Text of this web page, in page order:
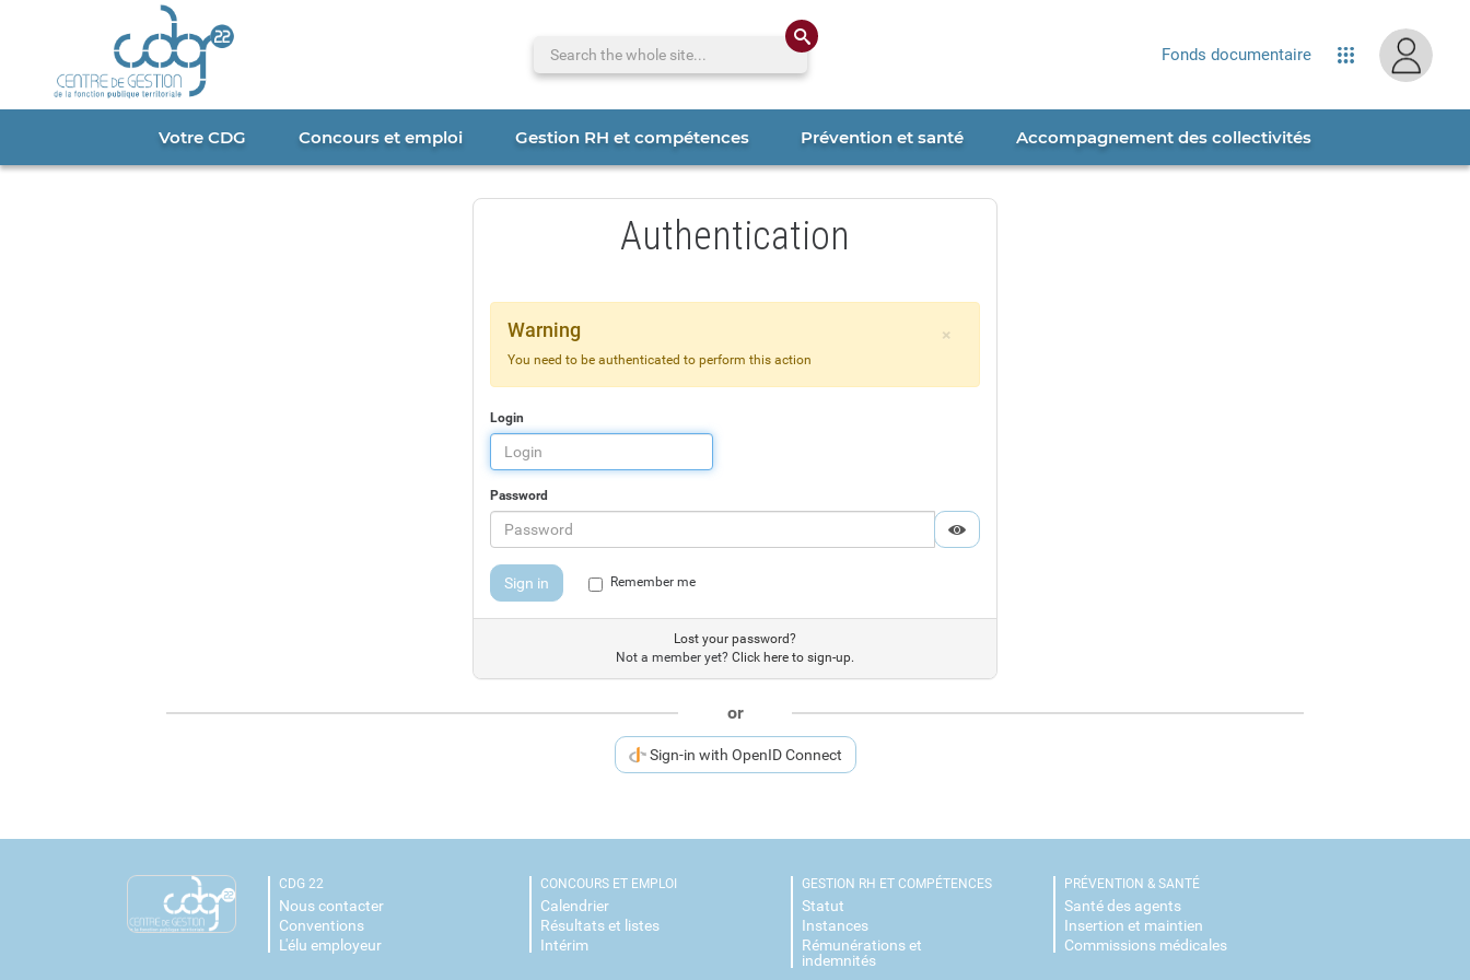
Search the whole site... Fonds documentaire Applications
Votre CDG Concours et emploi Gestion RH et compétences Prévention et santé Accompagnement des collectivités
Authentication
×
Warning
You need to be authenticated to perform this action
Login
Password
Display password
Hide password
Sign in Remember me
Lost your password?
Not a member yet? Click here to sign-up.
or
Sign-in with OpenID Connect
CDG 22
Nous contacter
Conventions
L'élu employeur
CONCOURS ET EMPLOI
Calendrier
Résultats et listes
Intérim
GESTION RH ET COMPÉTENCES
Statut
Instances
Rémunérations et
indemnités
PRÉVENTION & SANTÉ
Santé des agents
Insertion et maintien
Commissions médicales
Cookies management panel